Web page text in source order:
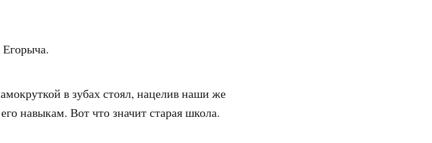
в зубах стоял, нацелив наши же
навыкам. Вот что значит старая школа.